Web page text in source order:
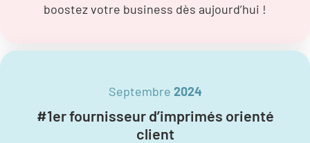
boostez votre business dès aujourd’hui !
Septembre 2024
#1er fournisseur d’imprimés orienté
client